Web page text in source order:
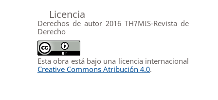
Licencia
Derechos de autor 2016 TH?MIS-Revista de
Derecho
Esta obra está bajo una licencia internacional
Creative Commons Atribución 4.0.